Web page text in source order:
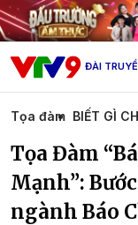
ĐÀI
Tọa đàm BIẾT GÌ
Tọa Đàm
Mạnh”:
ngành Báo